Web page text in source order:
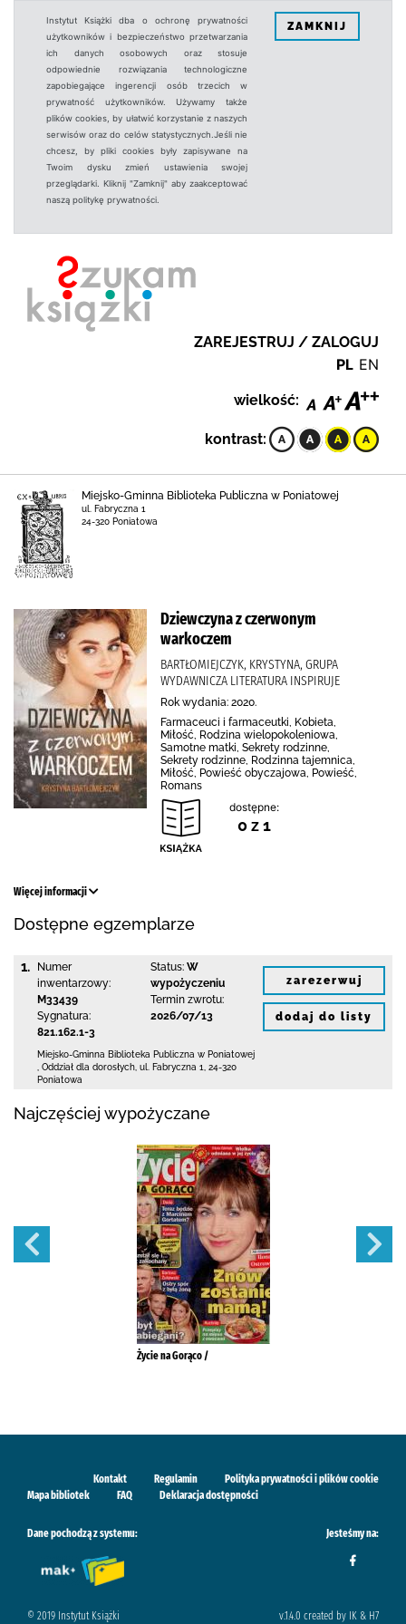
Instytut Książki dba o ochronę prywatności
użytkowników i bezpieczeństwo przetwarzania
ich danych osobowych oraz stosuje
odpowiednie rozwiązania technologiczne
zapobiegające ingerencji osób trzecich w
prywatność użytkowników. Używamy także
plików cookies, by ułatwić korzystanie z naszych
serwisów oraz do celów statystycznych.Jeśli nie
chcesz, by pliki cookies były zapisywane na
Twoim dysku zmień ustawienia swojej
przeglądarki. Kliknij "Zamknij" aby zaakceptować
naszą politykę prywatności.
ZAMKNIJ
ZAREJESTRUJ / ZALOGUJ
PL EN
wielkość:
kontrast:
Miejsko-Gminna Biblioteka Publiczna w Poniatowej
ul. Fabryczna 1
24-320 Poniatowa
Dziewczyna z czerwonym
warkoczem
BARTŁOMIEJCZYK, KRYSTYNA, GRUPA
WYDAWNICZA LITERATURA INSPIRUJE
Rok wydania: 2020.
Farmaceuci i farmaceutki, Kobieta,
Miłość, Rodzina wielopokoleniowa,
Samotne matki, Sekrety rodzinne,
Sekrety rodzinne, Rodzinna tajemnica,
Miłość, Powieść obyczajowa, Powieść,
Romans
dostępne:
0 z 1
Więcej informacji
Dostępne egzemplarze
1.
Numer
inwentarzowy:
M33439
Sygnatura:
821.162.1-3
Status: W
wypożyczeniu
Termin zwrotu:
2026/07/13
Miejsko-Gminna Biblioteka Publiczna w Poniatowej
Oddział dla dorosłych, ul. Fabryczna 1
24-320
Poniatowa
zarezerwuj
dodaj do listy
Najczęściej wypożyczane
Życie na Gorąco /
Kontakt Regulamin
Polityka prywatności i plików cookie
Mapa bibliotek
FAQ Deklaracja dostępności
Dane pochodzą z systemu: Jesteśmy na:
© 2019 Instytut Książki v.1.4.0 created by IK & H7